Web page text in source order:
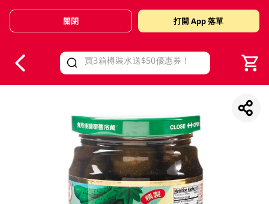
Valid Until 30 June 2026
關閉 打開 App 落單